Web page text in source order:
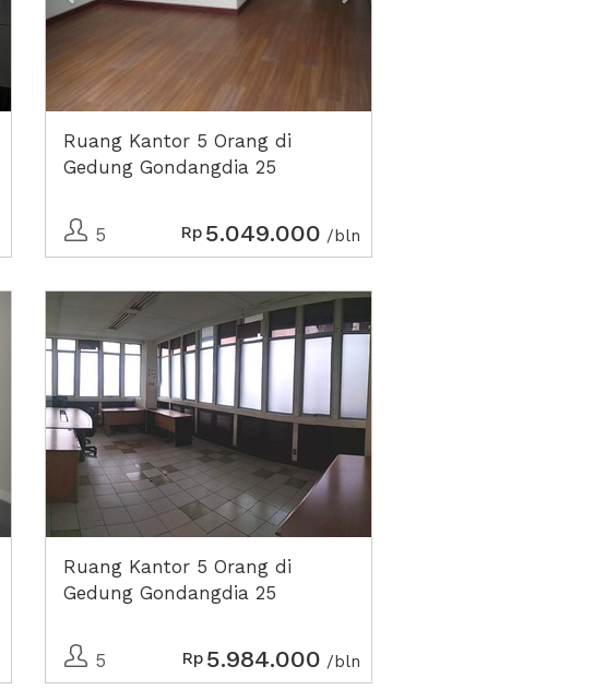
Ruang Kantor 5 Orang di
Gedung Gondangdia 25
5 Rp 5.049.000 /bln
Ruang Kantor 5 Orang di
Gedung Gondangdia 25
5 Rp 5.984.000 /bln